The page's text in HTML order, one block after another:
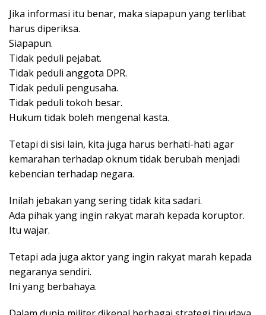
Jika informasi itu benar, maka siapapun yang terlibat
harus diperiksa.
Siapapun.
Tidak peduli pejabat.
Tidak peduli anggota DPR.
Tidak peduli pengusaha.
Tidak peduli tokoh besar.
Hukum tidak boleh mengenal kasta.
Tetapi di sisi lain, kita juga harus berhati-hati agar
kemarahan terhadap oknum tidak berubah menjadi
kebencian terhadap negara.
Inilah jebakan yang sering tidak kita sadari.
Ada pihak yang ingin rakyat marah kepada koruptor.
Itu wajar.
Tetapi ada juga aktor yang ingin rakyat marah kepada
negaranya sendiri.
Ini yang berbahaya.